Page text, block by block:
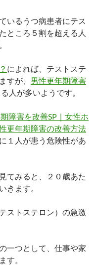
いるうつ病患者にテス
ところ５割を超える人
によれば、テストステ
すが、 男性更年期障害
人が多いようです。
障害を改善SP｜女性ホ
更年期障害の改善方法
１人が患う危険性があ
てみると、２０歳あた
きます。
ストステロン）の急激
一つとして、仕事や家
す。